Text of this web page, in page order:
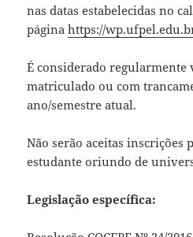
nas datas estabelecidas no
páginahttps://
É considerado
matriculado ou com
ano/semestre atual.
Não serão aceitas inscrições
estudante oriundo de
Legislação específica: